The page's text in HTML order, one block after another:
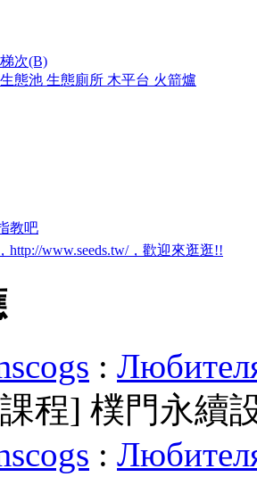
次(B)
態池 生態廁所 木平台 火箭爐
教吧
www.seeds.tw/，歡迎來逛逛!!
:
程] 樸門永續
: